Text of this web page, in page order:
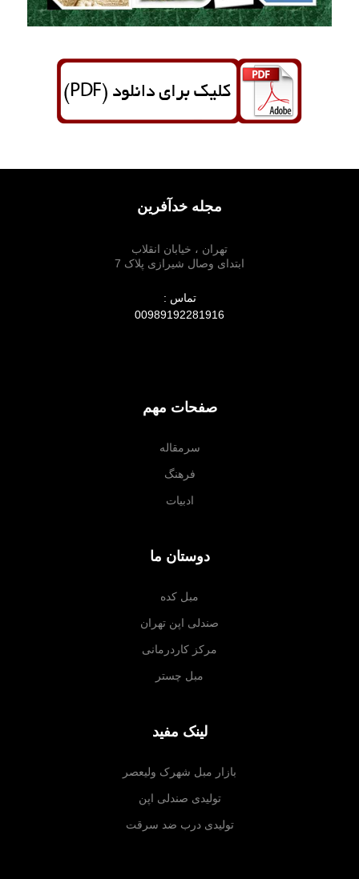
مجله خدآفرین
تهران ، خیابان انقلاب
ابتدای وصال شیرازی پلاک 7
تماس :
00989192281916
صفحات مهم
سرمقاله
فرهنگ
ادبیات
دوستان ما
مبل کده
صندلی اپن تهران
مرکز کاردرمانی
مبل چستر
لینک مفید
بازار مبل شهرک ولیعصر
تولیدی صندلی اپن
تولیدی درب ضد سرقت